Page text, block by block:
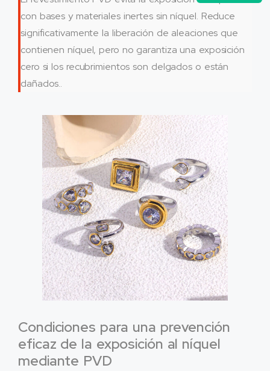
con bases y materiales inertes sin níquel. Reduce
significativamente la liberación de aleaciones que
contienen níquel, pero no garantiza una exposición
cero si los recubrimientos son delgados o están
dañados..
Condiciones para una prevención
eficaz de la exposición al níquel
mediante PVD